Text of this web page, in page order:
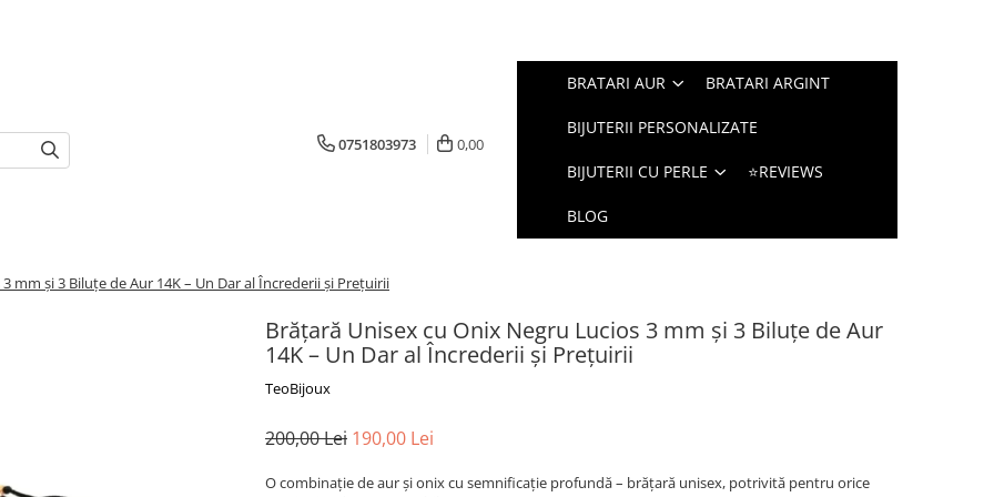
0751803973 0,00
BRATARI AUR BRATARI ARGINT
BIJUTERII PERSONALIZATE
BIJUTERII CU PERLE ⭐REVIEWS
BLOG
mm și 3 Biluțe de Aur 14K – Un Dar al Încrederii și Prețuirii
Brățară Unisex cu Onix Negru Lucios 3 mm și 3 Biluțe de Aur
14K – Un Dar al Încrederii și Prețuirii
TeoBijoux
200,00 Lei 190,00 Lei
O combinație de aur și onix cu semnificație profundă – brățară unisex, potrivită pentru orice